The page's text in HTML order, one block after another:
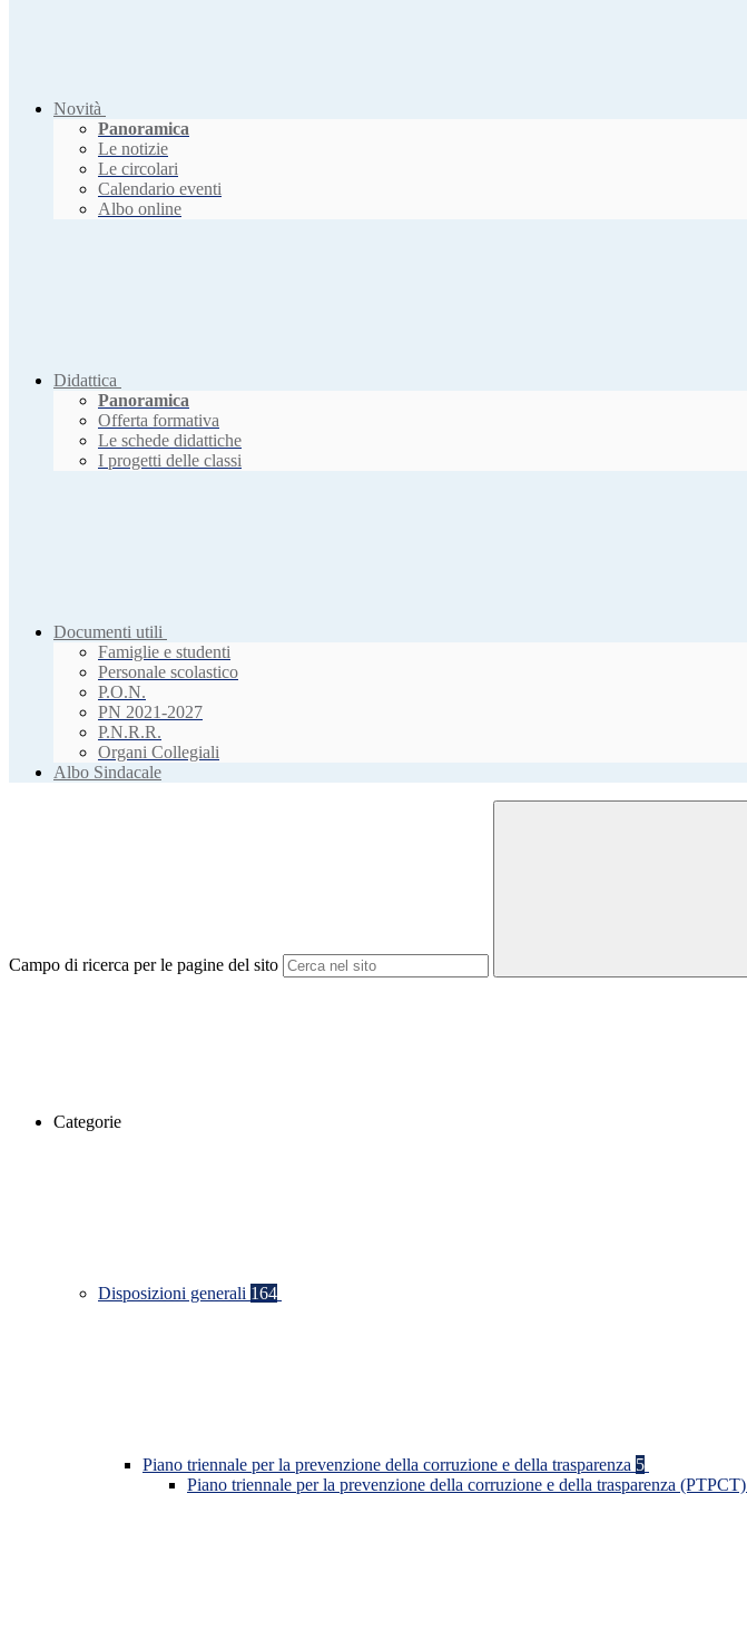
Novità
Panoramica
Le notizie
Le circolari
Calendario eventi
Albo online
Didattica
Panoramica
Offerta formativa
Le schede didattiche
I progetti delle classi
Documenti utili
Famiglie e studenti
Personale scolastico
P.O.N.
PN 2021-2027
P.N.R.R.
Organi Collegiali
Albo Sindacale
Campo di ricerca per le pagine del sito
Categorie
Disposizioni generali 164
Piano triennale per la prevenzione della corruzione e della trasparenza 5
Piano triennale per la prevenzione della corruzione e della trasparenza (PTPCT)